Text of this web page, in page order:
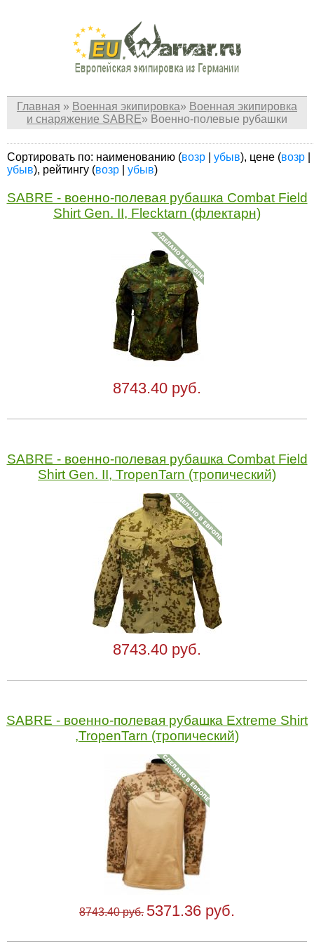
Главная » Военная экипировка» Военная экипировка
и снаряжение SABRE» Военно-полевые рубашки
Сортировать по: наименованию (возр убыв), цене (возр
убыв), рейтингу (возр убыв)
SABRE - военно-полевая рубашка Combat Field
Shirt Gen. II, Flecktarn (флектарн)
8743.40 руб.
SABRE - военно-полевая рубашка Combat Field
Shirt Gen. II, TropenTarn (тропический)
8743.40 руб.
SABRE - военно-полевая рубашка Extreme Shirt
,TropenTarn (тропический)
8743.40 руб. 5371.36 руб.